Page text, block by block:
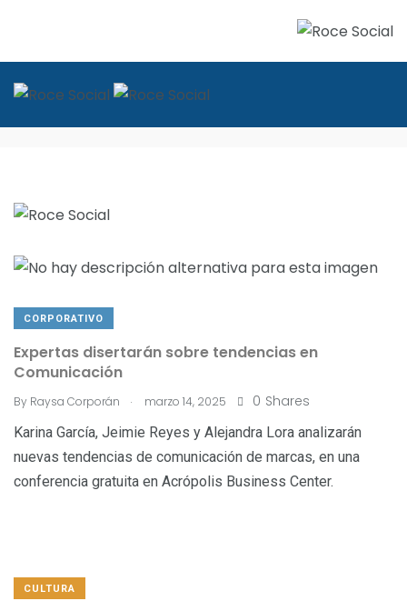
Eventos
CORPORATIVO
Expertas disertarán sobre tendencias en
Comunicación
By Raysa Corporán . marzo 14, 2025 Shares
0
Karina García, Jeimie Reyes y Alejandra Lora analizarán
nuevas tendencias de comunicación de marcas, en una
conferencia gratuita en Acrópolis Business Center.
CULTURA